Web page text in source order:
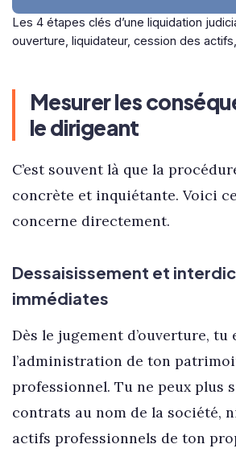
Les 4 étapes clés d’une liquidation
ouverture, liquidateur, cession des
Mesurer les
le dirigeant
C’est souvent là que la
concrète et inquiétante. Voici
concerne directement.
Dessaisissement et
immédiates
Dès le jugement d’ouverture, tu
l’administration de ton
professionnel. Tu ne peux plus
contrats au nom de la société,
actifs professionnels de ton